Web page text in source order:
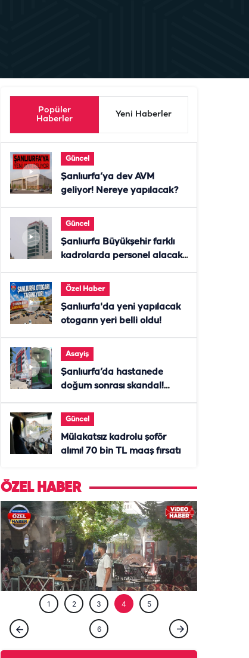
Popüler
Haberler
Yeni Haberler
Güncel
Şanlıurfa’ya dev AVM
geliyor! Nereye yapılacak?
Güncel
Şanlıurfa Büyükşehir farklı
kadrolarda personel alacak!
Özel Haber
Şanlıurfa'da yeni yapılacak
otogarın yeri belli oldu!
Asayiş
Şanlıurfa’da hastanede
doğum sonrası skandal!
Güncel
Mülakatsız kadrolu şoför
alımı! 70 bin TL maaş fırsatı
ÖZEL HABER
1 2 3 4 5
6